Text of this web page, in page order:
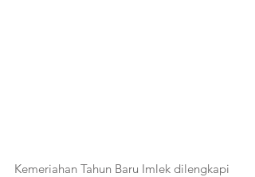
Kemeriahan Tahun Baru Imlek dilengkapi